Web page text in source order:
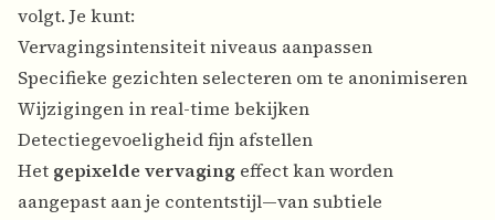
volgt. Je kunt:
Vervagingsintensiteit niveaus aanpassen
Specifieke gezichten selecteren om te anonimiseren
Wijzigingen in real-time bekijken
Detectiegevoeligheid fijn afstellen
Het gepixelde vervaging effect kan worden
aangepast aan je contentstijl—van subtiele